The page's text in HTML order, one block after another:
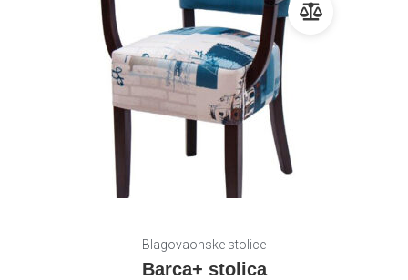
Blagovaonske stolice
Barca+ stolica